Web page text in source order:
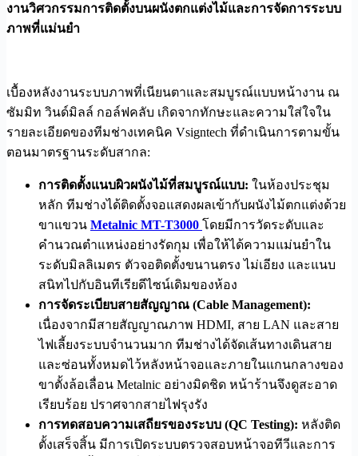
งานวิศวกรรมการติดตั้งบนผนังตกแต่งไม้และการจัดการระบบ
ภาพที่แม่นยำ
เบื้องหลังงานระบบภาพที่เนียนตาและสมบูรณ์แบบหน้างาน ณ
ซัมมิท วินด์มิลล์ กอล์ฟคลับ เกิดจากทักษะและความใส่ใจใน
รายละเอียดของทีมช่างเทคนิค Vsigntech ที่ดำเนินการตามขั้น
ตอนมาตรฐานระดับสากล:
การติดตั้งแนบผิวผนังไม้ที่สมบูรณ์แบบ: ในห้องประชุม
หลัก ทีมช่างได้ติดตั้งจอแสดงผลเข้ากับผนังไม้ตกแต่งด้วย
ขาแขวน Metalnic MT-T3000 โดยมีการวัดระดับและ
คำนวณตำแหน่งอย่างรัดกุม เพื่อให้ได้ความแม่นยำใน
ระดับมิลลิเมตร ตัวจอติดตั้งขนานตรง ไม่เอียง และแนบ
สนิทไปกับอินทีเรียดีไซน์เดิมของห้อง
การจัดระเบียบสายสัญญาณ (Cable Management):
เนื่องจากมีสายสัญญาณภาพ HDMI, สาย LAN และสาย
ไฟเลี้ยงระบบจำนวนมาก ทีมช่างได้จัดเส้นทางเดินสาย
และซ่อนทั้งหมดไว้หลังหน้าจอและภายในแกนกลางของ
ขาตั้งล้อเลื่อน Metalnic อย่างมิดชิด หน้าร้านจึงดูสะอาด
เรียบร้อย ปราศจากสายไฟรุงรัง
การทดสอบความเสถียรของระบบ (QC Testing): หลังติด
ตั้งเสร็จสิ้น มีการเปิดระบบตรวจสอบหน้าจอทีวีและการ